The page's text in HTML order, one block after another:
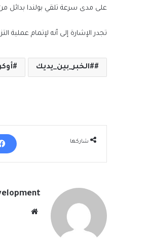
على مدى سرعة تلقي بولندا بدائل من
تجدر الإشارة إلى أنه لإتمام عملية
#الخبر_بين_يديك
شاركها